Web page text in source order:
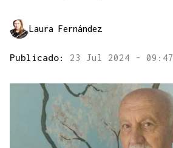
Laura Fernández
Publicado: 23 Jul 2024 - 09:47